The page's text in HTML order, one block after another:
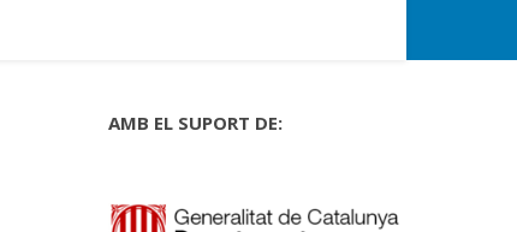
AMB EL SUPORT DE: